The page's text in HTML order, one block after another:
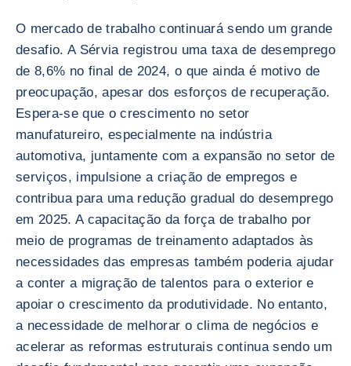
O mercado de trabalho continuará sendo um grande
desafio. A Sérvia registrou uma taxa de desemprego
de 8,6% no final de 2024, o que ainda é motivo de
preocupação, apesar dos esforços de recuperação.
Espera-se que o crescimento no setor
manufatureiro, especialmente na indústria
automotiva, juntamente com a expansão no setor de
serviços, impulsione a criação de empregos e
contribua para uma redução gradual do desemprego
em 2025. A capacitação da força de trabalho por
meio de programas de treinamento adaptados às
necessidades das empresas também poderia ajudar
a conter a migração de talentos para o exterior e
apoiar o crescimento da produtividade. No entanto,
a necessidade de melhorar o clima de negócios e
acelerar as reformas estruturais continua sendo um